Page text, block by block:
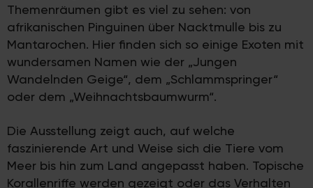
Themenräumen gibt es viel zu sehen: von
afrikanischen Pinguinen über Nacktmulle bis zu
Mantarochen. Hier finden sich so einige Exoten mit
wundersamen Namen wie der „Jungen
Wandelnden Geige“, dem „Schlammspringer“
oder dem „Weihnachtsbaumwurm“.
Die Ausstellung zeigt auch, auf welche
faszinierende Art und Weise sich die Tiere vom
Meer bis hin zum Land angepasst haben. Topische
Korallenriffe werden gezeigt oder das Verhalten